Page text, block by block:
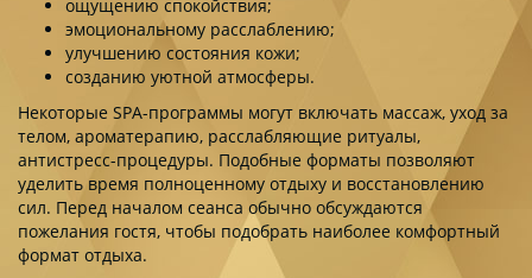
ощущению спокойствия;
эмоциональному расслаблению;
улучшению состояния кожи;
созданию уютной атмосферы.
Некоторые SPA-программы могут включать массаж, уход за
телом, ароматерапию, расслабляющие ритуалы,
антистресс-процедуры. Подобные форматы позволяют
уделить время полноценному отдыху и восстановлению
сил. Перед началом сеанса обычно обсуждаются
пожелания гостя, чтобы подобрать наиболее комфортный
формат отдыха.